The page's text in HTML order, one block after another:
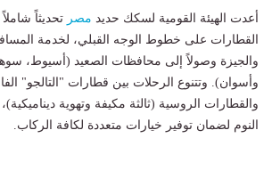
أعدت الهيئة القومية لسكك حديد مصر تحديثاً
القطارات على خطوط الوجه القبلي، لخدمة
والجيزة وصولاً إلى محافظات الصعيد (أسيوط،
والقطارات الروسية (ثالثة مكيفة وتهوية
النوم لضمان توفير خيارات متعددة لكافة الركاب.